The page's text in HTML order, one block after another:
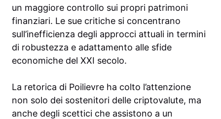
un maggiore controllo sui propri patrimoni
finanziari. Le sue critiche si concentrano
sull’inefficienza degli approcci attuali in termini
di robustezza e adattamento alle sfide
economiche del XXI secolo.
La retorica di Poilievre ha colto l’attenzione
non solo dei sostenitori delle criptovalute, ma
anche degli scettici che assistono a un